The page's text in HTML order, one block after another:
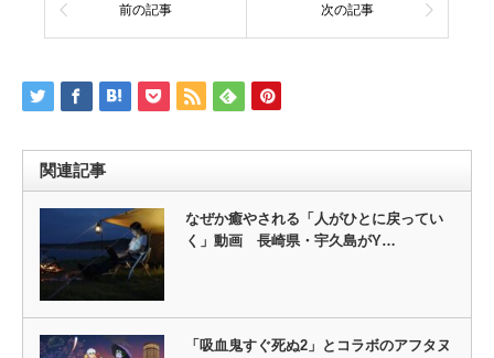
前の記事 次の記事
関連記事
なぜか癒やされる「人がひとに戻ってい
く」動画 長崎県・宇久島がY…
「吸血鬼すぐ死ぬ2」とコラボのアフタヌ